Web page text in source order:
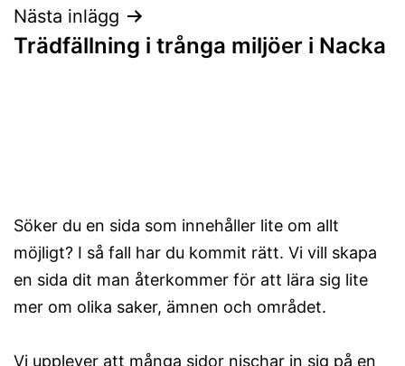
Nästa inlägg
Trädfällning i trånga miljöer i Nacka
Söker du en sida som innehåller lite om allt
möjligt? I så fall har du kommit rätt. Vi vill skapa
en sida dit man återkommer för att lära sig lite
mer om olika saker, ämnen och området.
Vi upplever att många sidor nischar in sig på en